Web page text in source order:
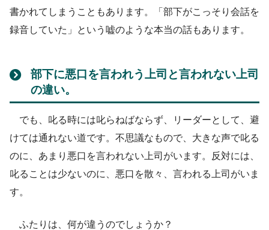
書かれてしまうこともあります。「部下がこっそり会話を
録音していた」という嘘のような本当の話もあります。
部下に悪口を言われう上司と言われない上司
の違い。
でも、叱る時には叱らねばならず、リーダーとして、避
けては通れない道です。不思議なもので、大きな声で叱る
のに、あまり悪口を言われない上司がいます。反対には、
叱ることは少ないのに、悪口を散々、言われる上司がいま
す。
ふたりは、何が違うのでしょうか？